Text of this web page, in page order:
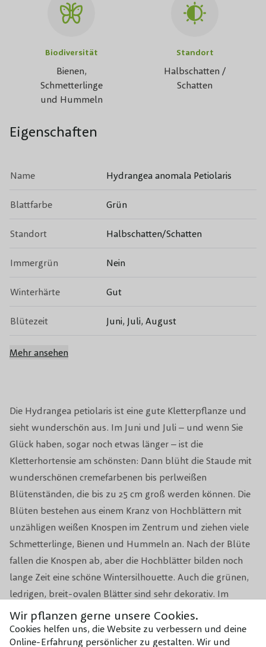
Wir pflanzen gerne unsere Cookies.
Cookies helfen uns, die Website zu verbessern und deine
Online-Erfahrung persönlicher zu gestalten. Wir und
Die Hydrangea petiolaris ist eine gute Kletterpflanze und
sieht wunderschön aus. Im Juni und Juli – und wenn Sie
Glück haben, sogar noch etwas länger – ist die
Kletterhortensie am schönsten: Dann blüht die Staude mit
wunderschönen cremefarbenen bis perlweißen
Blütenständen, die bis zu 25 cm groß werden können. Die
Blüten bestehen aus einem Kranz von Hochblättern mit
unzähligen weißen Knospen im Zentrum und ziehen viele
Schmetterlinge, Bienen und Hummeln an. Nach der Blüte
fallen die Knospen ab, aber die Hochblätter bilden noch
lange Zeit eine schöne Wintersilhouette. Auch die grünen,
ledrigen, breit-ovalen Blätter sind sehr dekorativ. Im
Winter verliert die Kletterhortensie ihre Blätter, um im
Frühjahr wieder auszutreiben. Durch die vertrockneten
Hochblätter und abblätternden Zweige ist diese
Biodiversität
Bienen,
Schmetterlinge
und Hummeln
Standort
Halbschatten /
Schatten
Eigenschaften
Name Hydrangea anomala Petiolaris
Blattfarbe Grün
Standort Halbschatten/Schatten
Immergrün Nein
Winterhärte Gut
Blütezeit Juni, Juli, August
Blütenfarbe
Biodiversität
Bienen, Schmetterlinge und
Hummeln
Beschneidungsperiode
Frühling oder Sommer nach der
Blüte
Containergröße 35 x 35 cm (BxH)
Eigenschaften
Tropfbewässerungsschlauch wird
mitgeliefert
Breite 100cm
Höhe 180 cm
Mehr ansehen